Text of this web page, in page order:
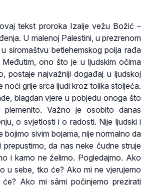
tekst proroka Izaije vežu Božić –
U malenoj Palestini, u prezrenom
siromaštvu betlehemskog polja rađa
ono što je u ljudskim očima
postaje najvažniji događaj u ljudskoj
noći grije srca ljudi kroz tolika stoljeća.
blagdan vjere u pobjedu onoga što
Važno je osobito danas
o svjetlosti i o radosti. Nije ljudski i
bojimo sivim bojama, nije normalno da
da nas neke čudne struje
i kamo ne želimo. Pogledajmo. Ako
u sebe, tko će? Ako mi ne vjerujemo
Ako mi sâmi počinjemo prezirati